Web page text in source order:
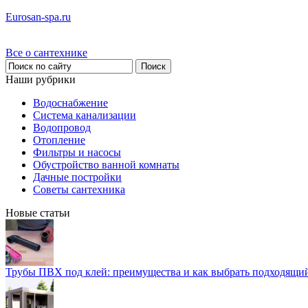
Eurosan-spa.ru
Все о сантехнике
Наши рубрики
Водоснабжение
Система канализации
Водопровод
Отопление
Фильтры и насосы
Обустройство ванной комнаты
Дачные постройки
Советы сантехника
Новые статьи
Трубы ПВХ под клей: преимущества и как выбрать